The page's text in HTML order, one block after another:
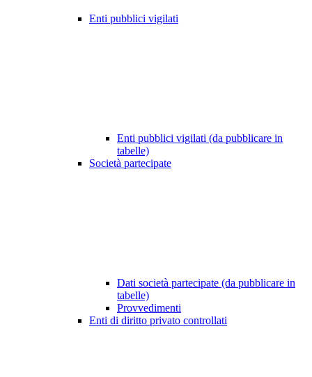
Enti pubblici vigilati
Enti pubblici vigilati (da pubblicare in
tabelle)
Società partecipate
Dati società partecipate (da pubblicare in
tabelle)
Provvedimenti
Enti di diritto privato controllati